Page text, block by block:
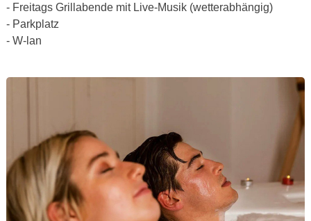
- Freitags Grillabende mit Live-Musik (wetterabhängig)
- Parkplatz
- W-lan